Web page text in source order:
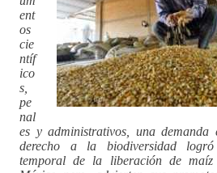
ent
os
cie
ntíf
ico
s,
pe
nal
es y administrativos, una demanda
derecho a la biodiversidad logró
temporal de la liberación de maíz